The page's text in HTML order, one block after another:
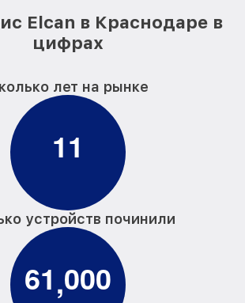
Elcan в Краснодаре в
цифрах
лет на рынке
11
устройств починили
61,000